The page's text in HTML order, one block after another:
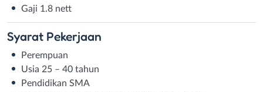
Gaji 1.8 nett
Syarat Pekerjaan
Perempuan
Usia 25 – 40 tahun
Pendidikan SMA